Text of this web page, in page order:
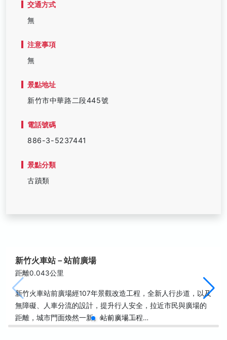
交通方式
無
注意事項
無
景點地址
新竹市中華路二段445號
電話號碼
886-3-5237441
景點分類
古蹟類
新竹火車站－站前廣場
距離0.043公里
新竹火車站前廣場經107年景觀改造工程，全新人行步道，以及
無障礙、人車分流的設計，提升行人安全，拉近市民與廣場的
距離，城市門面煥然一新。站前廣場工程…